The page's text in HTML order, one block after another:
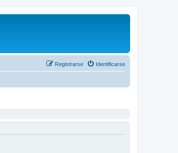
Identificarse
Registrarse